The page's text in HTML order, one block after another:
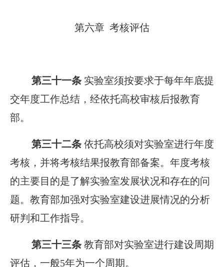
第六章 考核评估
第三十一条 实验室须按要求于每年年底提
交年度工作总结，经依托高校审核后报教育
部。
第三十二条 依托高校须对实验室进行年度
考核，并将考核结果报教育部备案。年度考核
的主要目的是了解实验室发展状况和存在的问
题。教育部加强对实验室建设进展情况的分析
研判和工作指导。
第三十三条 教育部对实验室进行建设周期
评估，一般5年为一个周期。